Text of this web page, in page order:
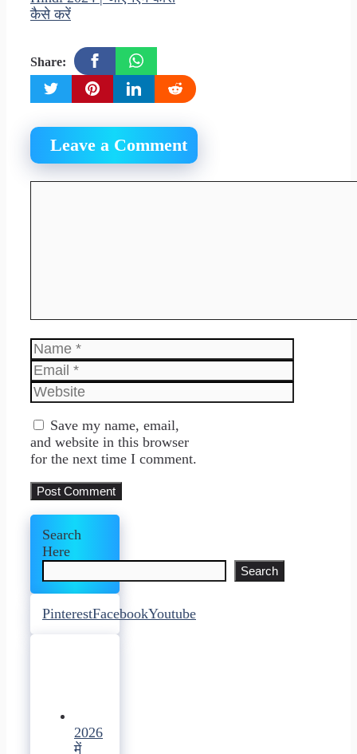
कैसे करें
Share:
Leave a Comment
Name
Email
Website
Save my name, email,
and website in this browser
for the next time I comment.
Search
Here
Search
PinterestFacebookYoutube
2026
में